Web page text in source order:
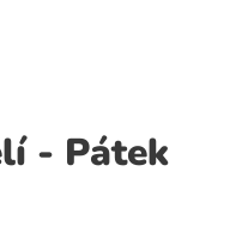
- Pátek